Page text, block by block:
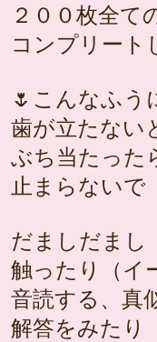
２００枚全て
コンプリート
🌷こんなふう
歯が立たない
ぶち当たった
止まらないで
だましだまし
触ったり（イ
音読する、真
解答をみたり